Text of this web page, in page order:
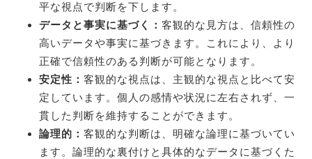
平な視点で判断を下します。
データと事実に基づく： 客観的な見方は、信頼性の
高いデータや事実に基づきます。これにより、より
正確で信頼性のある判断が可能となります。
安定性： 客観的な視点は、主観的な視点と比べて安
定しています。個人の感情や状況に左右されず、一
貫した判断を維持することができます。
論理的： 客観的な判断は、明確な論理に基づいてい
ます。論理的な裏付けと具体的なデータに基づくた